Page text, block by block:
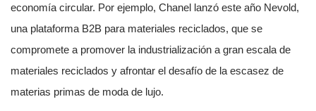
economía circular. Por ejemplo, Chanel lanzó este año Nevold,
una plataforma B2B para materiales reciclados, que se
compromete a promover la industrialización a gran escala de
materiales reciclados y afrontar el desafío de la escasez de
materias primas de moda de lujo.